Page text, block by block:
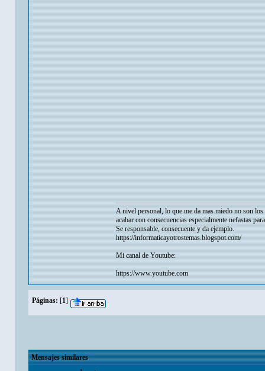
A nivel personal, lo que me da mas miedo no son
acabar con consecuencias especialmente nefastas
Se responsable, consecuente y da ejemplo.
https://informaticayotrostemas.blogspot.com/
Mi canal de Youtube:
https://www.youtube.com
Páginas: [1]
Mensajes similares